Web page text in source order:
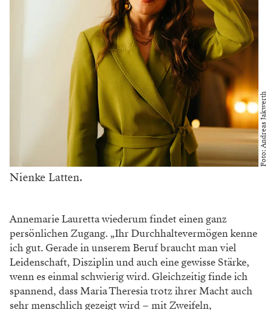
Foto: Andreas Jakwerth
Nienke Latten.
Annemarie Lauretta wiederum findet einenganz
persönlichen Zugang. „Ihr Durchhaltevermögen kenne
ich gut. Gerade in unseremBeruf braucht man viel
Leidenschaft, Disziplin und auch eine gewisse Stärke,
wenn es einmal schwierig wird. Gleichzeitig finde ich
spannend, dass Maria Theresia trotz ihrer Macht auch
sehr menschlich gezeigt wird – mit Zweifeln,